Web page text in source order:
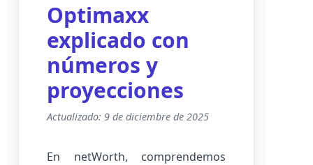
Optimaxx
explicado con
números y
proyecciones
Actualizado: 9 de diciembre de 2025
En netWorth, comprendemos